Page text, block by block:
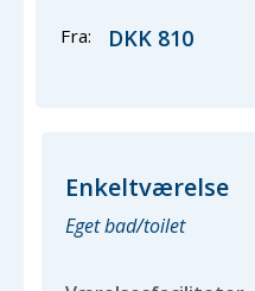
Fra: DKK 810
Enkeltværelse
Eget bad/toilet